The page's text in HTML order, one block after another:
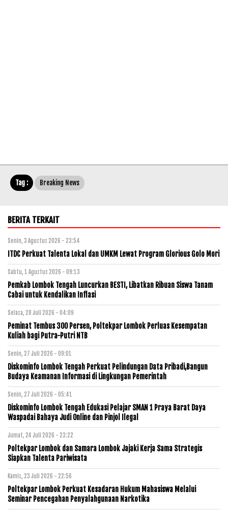
Tag : Breaking News
BERITA TERKAIT
Senin, 3 Agustus 2026 - 23:54
ITDC Perkuat Talenta Lokal dan UMKM Lewat Program Glorious Golo Mori
Sabtu, 1 Agustus 2026 - 09:13
Pemkab Lombok Tengah Luncurkan BESTI, Libatkan Ribuan Siswa Tanam
Cabai untuk Kendalikan Inflasi
Selasa, 28 Juli 2026 - 04:09
Peminat Tembus 300 Persen, Poltekpar Lombok Perluas Kesempatan
Kuliah bagi Putra-Putri NTB
Senin, 27 Juli 2026 - 09:01
Diskominfo Lombok Tengah Perkuat Pelindungan Data Pribadi,Bangun
Budaya Keamanan Informasi di Lingkungan Pemerintah
Senin, 27 Juli 2026 - 05:41
Diskominfo Lombok Tengah Edukasi Pelajar SMAN 1 Praya Barat Daya
Waspadai Bahaya Judi Online dan Pinjol Ilegal
Jumat, 24 Juli 2026 - 23:22
Poltekpar Lombok dan Samara Lombok Jajaki Kerja Sama Strategis
Siapkan Talenta Pariwisata
Kamis, 23 Juli 2026 - 22:56
Poltekpar Lombok Perkuat Kesadaran Hukum Mahasiswa Melalui
Seminar Pencegahan Penyalahgunaan Narkotika